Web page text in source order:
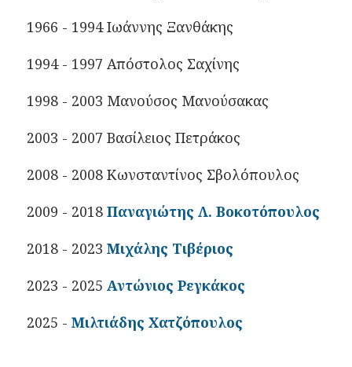
1966 - 1994 Ιωάννης Ξανθάκης
1994 - 1997 Απόστολος Σαχίνης
1998 - 2003 Μανούσος Μανούσακας
2003 - 2007 Βασίλειος Πετράκος
2008 - 2008 Κωνσταντίνος Σβολόπουλος
2009 - 2018 Παναγιώτης Λ. Βοκοτόπουλος
2018 - 2023 Μιχάλης Τιβέριος
2023 - 2025 Αντώνιος Ρεγκάκος
2025 - Μιλτιάδης Χατζόπουλος